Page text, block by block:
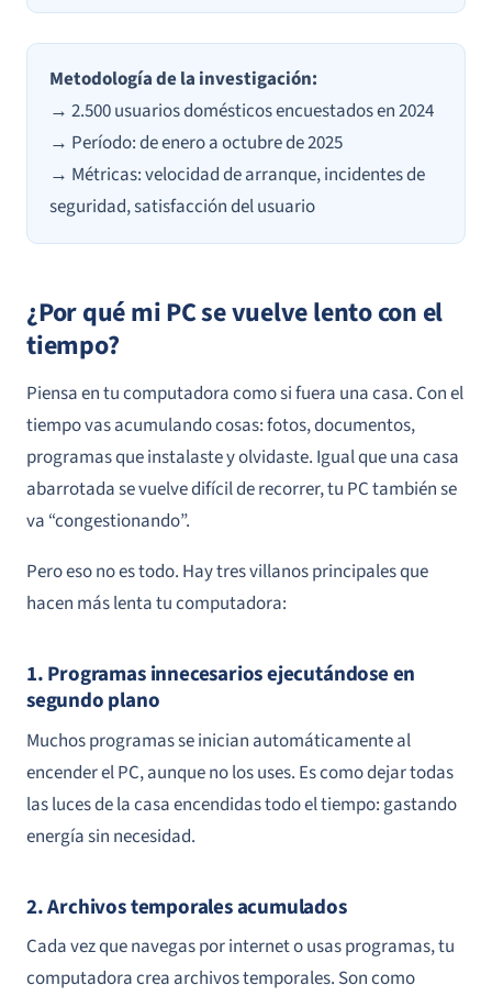
Metodología de la investigación:
→ 2.500 usuarios domésticos encuestados en 2024
→ Período: de enero a octubre de 2025
→ Métricas: velocidad de arranque, incidentes de
seguridad, satisfacción del usuario
¿Por qué mi PC se vuelve lento con el
tiempo?
Piensa en tu computadora como si fuera una casa. Con el
tiempo vas acumulando cosas: fotos, documentos,
programas que instalaste y olvidaste. Igual que una casa
abarrotada se vuelve difícil de recorrer, tu PC también se
va “congestionando”.
Pero eso no es todo. Hay tres villanos principales que
hacen más lenta tu computadora:
1. Programas innecesarios ejecutándose en
segundo plano
Muchos programas se inician automáticamente al
encender el PC, aunque no los uses. Es como dejar todas
las luces de la casa encendidas todo el tiempo: gastando
energía sin necesidad.
2. Archivos temporales acumulados
Cada vez que navegas por internet o usas programas, tu
computadora crea archivos temporales. Son como